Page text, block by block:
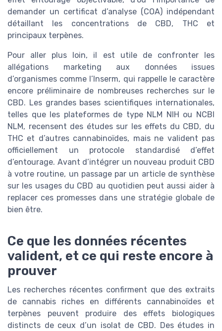
demander un certificat d’analyse (COA) indépendant
détaillant les concentrations de CBD, THC et
principaux terpènes.
Pour aller plus loin, il est utile de confronter les
allégations marketing aux données issues
d’organismes comme l’Inserm, qui rappelle le caractère
encore préliminaire de nombreuses recherches sur le
CBD. Les grandes bases scientifiques internationales,
telles que les plateformes de type NLM NIH ou NCBI
NLM, recensent des études sur les effets du CBD, du
THC et d’autres cannabinoïdes, mais ne valident pas
officiellement un protocole standardisé d’effet
d’entourage. Avant d’intégrer un nouveau produit CBD
à votre routine, un passage par un article de synthèse
sur les usages du CBD au quotidien peut aussi aider à
replacer ces promesses dans une stratégie globale de
bien être.
Ce que les données récentes
valident, et ce qui reste encore à
prouver
Les recherches récentes confirment que des extraits
de cannabis riches en différents cannabinoïdes et
terpènes peuvent produire des effets biologiques
distincts de ceux d’un isolat de CBD. Des études in